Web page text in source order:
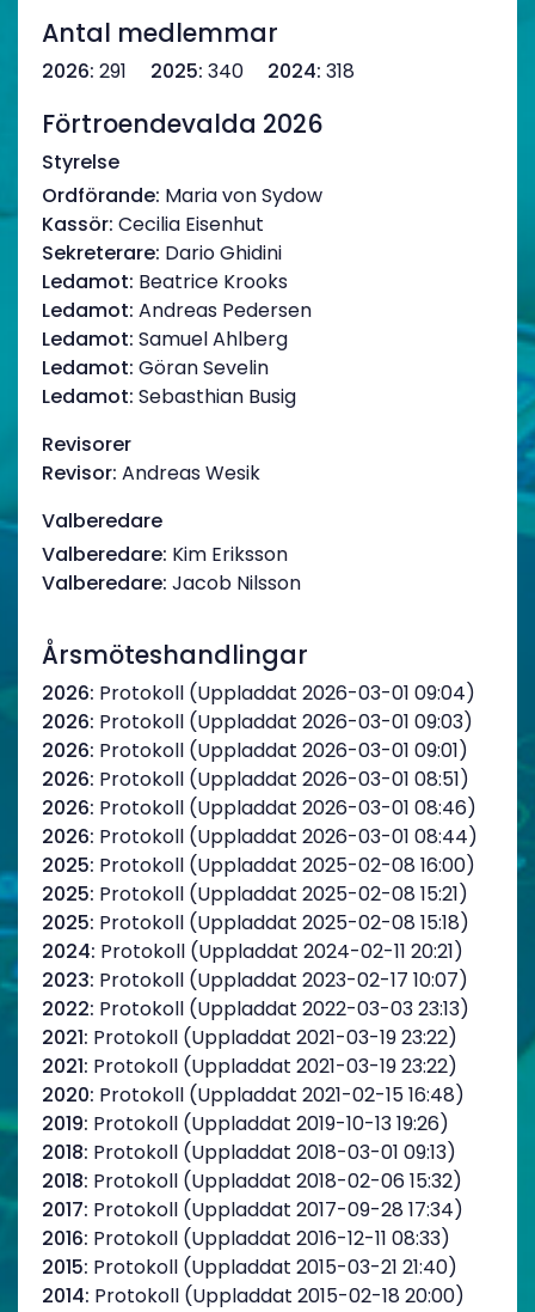
Antal medlemmar
2026: 291 2025: 340 2024: 318
Förtroendevalda 2026
Styrelse
Ordförande: Maria von Sydow
Kassör: Cecilia Eisenhut
Sekreterare: Dario Ghidini
Ledamot: Beatrice Krooks
Ledamot: Andreas Pedersen
Ledamot: Samuel Ahlberg
Ledamot: Göran Sevelin
Ledamot: Sebasthian Busig
Revisorer
Revisor: Andreas Wesik
Valberedare
Valberedare: Kim Eriksson
Valberedare: Jacob Nilsson
Årsmöteshandlingar
2026: Protokoll (Uppladdat 2026-03-01 09:04)
2026: Protokoll (Uppladdat 2026-03-01 09:03)
2026: Protokoll (Uppladdat 2026-03-01 09:01)
2026: Protokoll (Uppladdat 2026-03-01 08:51)
2026: Protokoll (Uppladdat 2026-03-01 08:46)
2026: Protokoll (Uppladdat 2026-03-01 08:44)
2025: Protokoll (Uppladdat 2025-02-08 16:00)
2025: Protokoll (Uppladdat 2025-02-08 15:21)
2025: Protokoll (Uppladdat 2025-02-08 15:18)
2024: Protokoll (Uppladdat 2024-02-11 20:21)
2023: Protokoll (Uppladdat 2023-02-17 10:07)
2022: Protokoll (Uppladdat 2022-03-03 23:13)
2021: Protokoll (Uppladdat 2021-03-19 23:22)
2021: Protokoll (Uppladdat 2021-03-19 23:22)
2020: Protokoll (Uppladdat 2021-02-15 16:48)
2019: Protokoll (Uppladdat 2019-10-13 19:26)
2018: Protokoll (Uppladdat 2018-03-01 09:13)
2018: Protokoll (Uppladdat 2018-02-06 15:32)
2017: Protokoll (Uppladdat 2017-09-28 17:34)
2016: Protokoll (Uppladdat 2016-12-11 08:33)
2015: Protokoll (Uppladdat 2015-03-21 21:40)
2014: Protokoll (Uppladdat 2015-02-18 20:00)